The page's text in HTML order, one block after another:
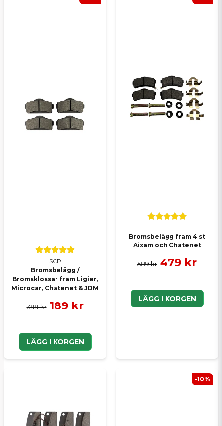
SCP
Bromsbelägg /
Bromsklossar fram Ligier,
Microcar, Chatenet & JDM
399 kr 189 kr
LÄGG I KORGEN
Bromsbelägg fram 4 st
Aixam och Chatenet
589 kr 479 kr
LÄGG I KORGEN
-10%